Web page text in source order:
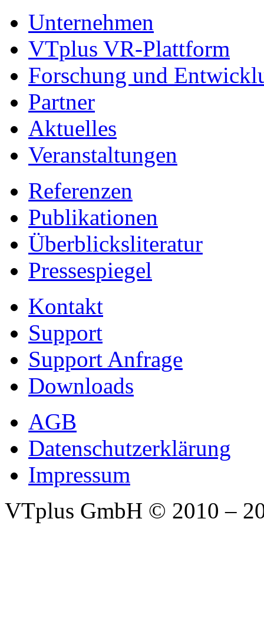
Unternehmen
VTplus VR-Plattform
Forschung und
Partner
Aktuelles
Veranstaltungen
Referenzen
Publikationen
Überblicksliteratur
Pressespiegel
Kontakt
Support
Support Anfrage
Downloads
AGB
Datenschutzerklärung
Impressum
VTplus GmbH © 2010 –